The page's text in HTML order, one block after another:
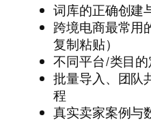
词库的正确创建
跨境电商最常用
复制粘贴）
不同平台/类目
批量导入、团队
程
真实卖家案例与